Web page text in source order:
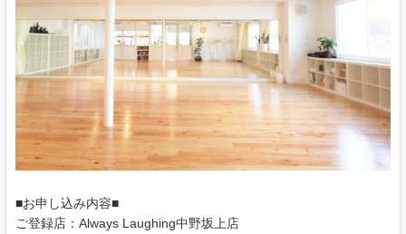
■お申し込み内容■
ご登録店：Always Laughing中野坂上店